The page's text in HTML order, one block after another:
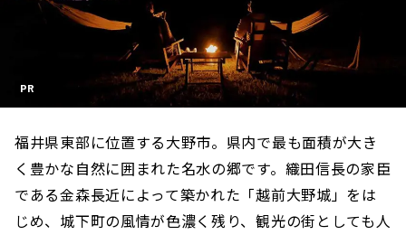
PR
福井県東部に位置する大野市。県内で最も面積が大き
く豊かな自然に囲まれた名水の郷です。織田信長の家臣
である金森長近によって築かれた「越前大野城」をは
じめ、城下町の風情が色濃く残り、観光の街としても人